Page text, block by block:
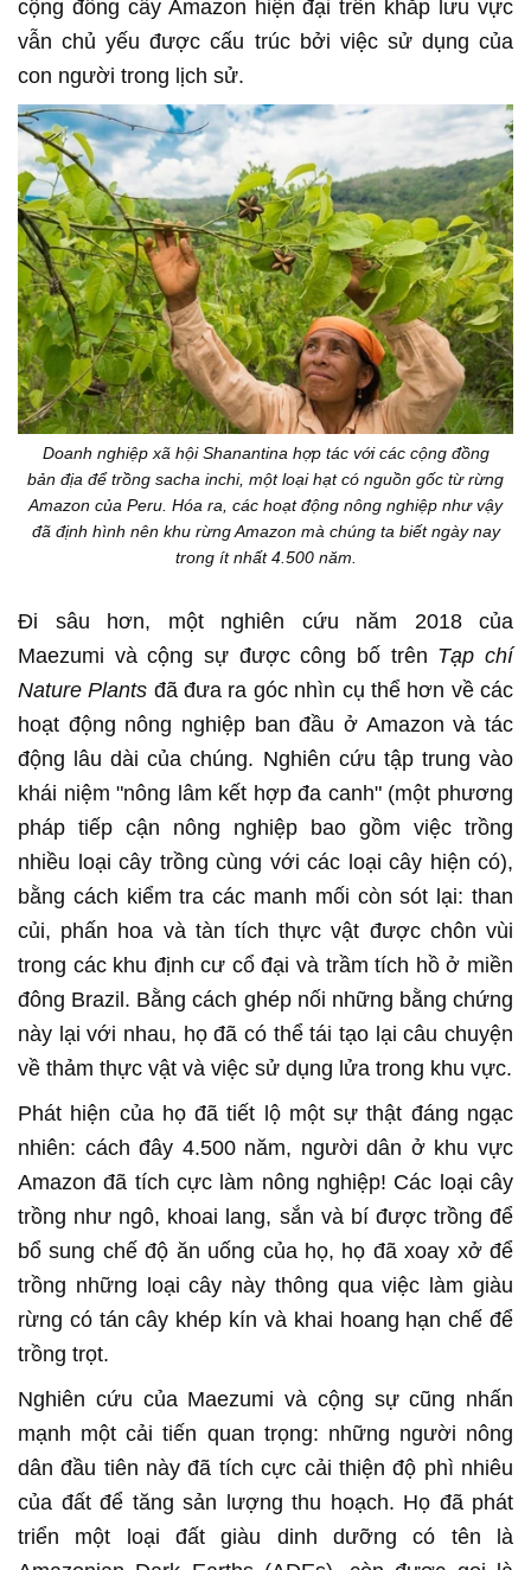
cộng đồng cây Amazon hiện đại trên khắp lưu vực
vẫn chủ yếu được cấu trúc bởi việc sử dụng của
con người trong lịch sử.
Doanh nghiệp xã hội Shanantina hợp tác với các cộng đồng
bản địa để trồng sacha inchi, một loại hạt có nguồn gốc từ rừng
Amazon của Peru. Hóa ra, các hoạt động nông nghiệp như vậy
đã định hình nên khu rừng Amazon mà chúng ta biết ngày nay
trong ít nhất 4.500 năm.
Đi sâu hơn, một nghiên cứu năm 2018 của
Maezumi và cộng sự được công bố trên Tạp chí
Nature Plants đã đưa ra góc nhìn cụ thể hơn về các
hoạt động nông nghiệp ban đầu ở Amazon và tác
động lâu dài của chúng. Nghiên cứu tập trung vào
khái niệm "nông lâm kết hợp đa canh" (một phương
pháp tiếp cận nông nghiệp bao gồm việc trồng
nhiều loại cây trồng cùng với các loại cây hiện có),
bằng cách kiểm tra các manh mối còn sót lại: than
củi, phấn hoa và tàn tích thực vật được chôn vùi
trong các khu định cư cổ đại và trầm tích hồ ở miền
đông Brazil. Bằng cách ghép nối những bằng chứng
này lại với nhau, họ đã có thể tái tạo lại câu chuyện
về thảm thực vật và việc sử dụng lửa trong khu vực.
Phát hiện của họ đã tiết lộ một sự thật đáng ngạc
nhiên: cách đây 4.500 năm, người dân ở khu vực
Amazon đã tích cực làm nông nghiệp! Các loại cây
trồng như ngô, khoai lang, sắn và bí được trồng để
bổ sung chế độ ăn uống của họ, họ đã xoay xở để
trồng những loại cây này thông qua việc làm giàu
rừng có tán cây khép kín và khai hoang hạn chế để
trồng trọt.
Nghiên cứu của Maezumi và cộng sự cũng nhấn
mạnh một cải tiến quan trọng: những người nông
dân đầu tiên này đã tích cực cải thiện độ phì nhiêu
của đất để tăng sản lượng thu hoạch. Họ đã phát
triển một loại đất giàu dinh dưỡng có tên là